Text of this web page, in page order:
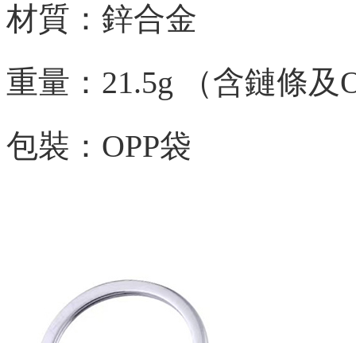
材質：鋅合金
重量：21.5g
（含鏈條及
包裝：OPP袋